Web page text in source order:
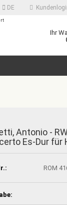
DE
Ihr
Antonio -
Es-Dur für
ROM